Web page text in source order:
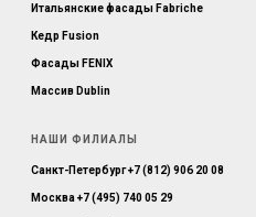
Итальянские фасады Fabriche
Кедр Fusion
Фасады FENIX
Массив Dublin
НАШИ ФИЛИАЛЫ
Санкт-Петербург+7 (812) 906 20 08
Москва+7 (495) 740 05 29